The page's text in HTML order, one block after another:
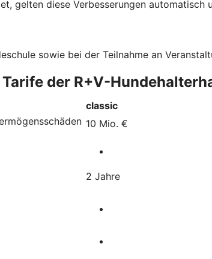
gelten diese Verbesserungen
sowie bei der Teilnahme an
der R+V-
classic
10 Mio. €
2 Jahre